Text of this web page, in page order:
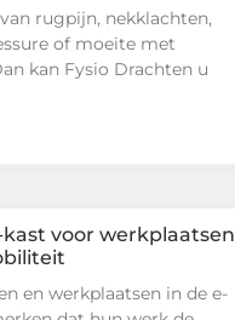
rugpijn, nekklachten,
of moeite met
kan Fysio Drachten u
voor werkplaatsen
en werkplaatsen in de e-